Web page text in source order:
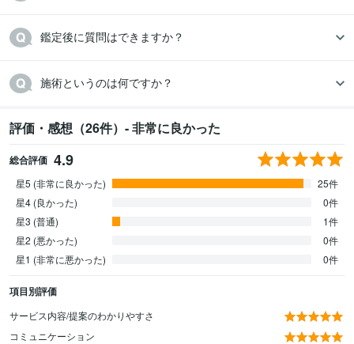
鑑定後に質問はできますか？
施術というのは何ですか？
評価・感想（26件）- 非常に良かった
総合評価 4.9
星5 (非常に良かった)
25件
星4 (良かった)
0件
星3 (普通)
1件
星2 (悪かった)
0件
星1 (非常に悪かった)
0件
項目別評価
サービス内容/提案のわかりやすさ
コミュニケーション